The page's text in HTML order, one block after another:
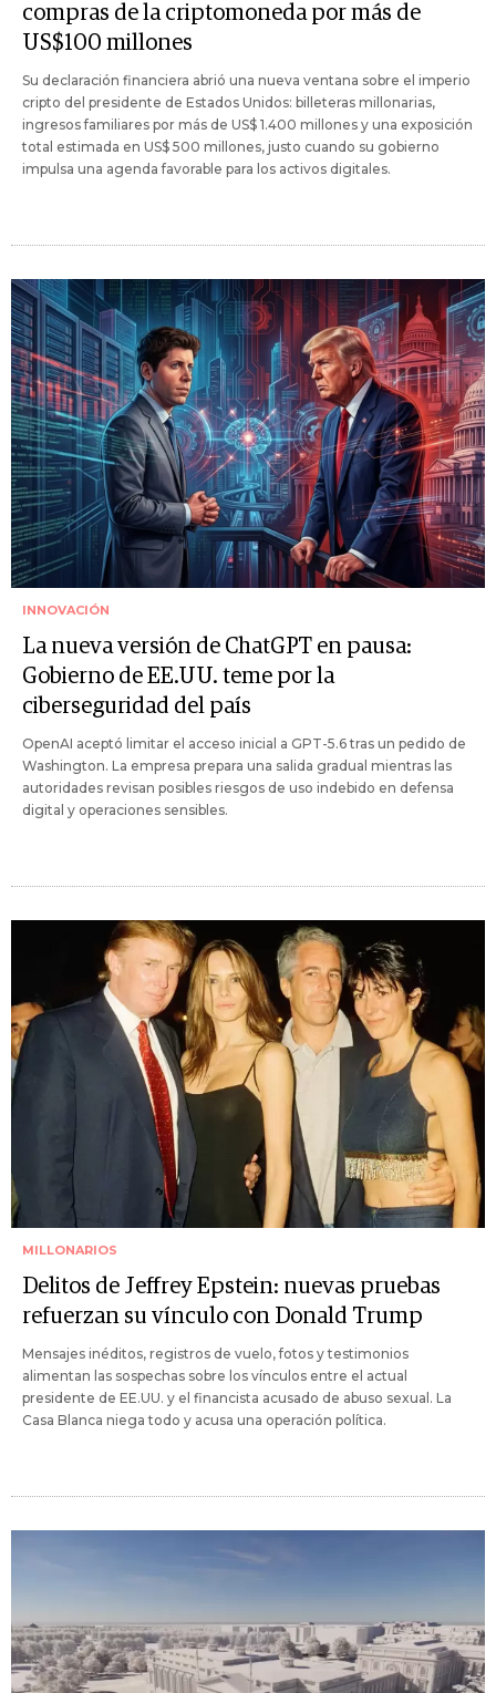
compras de la criptomoneda por más de
US$100 millones
Su declaración financiera abrió una nueva ventana sobre el imperio
cripto del presidente de Estados Unidos: billeteras millonarias,
ingresos familiares por más de US$ 1.400 millones y una exposición
total estimada en US$ 500 millones, justo cuando su gobierno
impulsa una agenda favorable para los activos digitales.
INNOVACIÓN
La nueva versión de ChatGPT en pausa:
Gobierno de EE.UU. teme por la
ciberseguridad del país
OpenAI aceptó limitar el acceso inicial a GPT-5.6 tras un pedido de
Washington. La empresa prepara una salida gradual mientras las
autoridades revisan posibles riesgos de uso indebido en defensa
digital y operaciones sensibles.
MILLONARIOS
Delitos de Jeffrey Epstein: nuevas pruebas
refuerzan su vínculo con Donald Trump
Mensajes inéditos, registros de vuelo, fotos y testimonios
alimentan las sospechas sobre los vínculos entre el actual
presidente de EE.UU. y el financista acusado de abuso sexual. La
Casa Blanca niega todo y acusa una operación política.